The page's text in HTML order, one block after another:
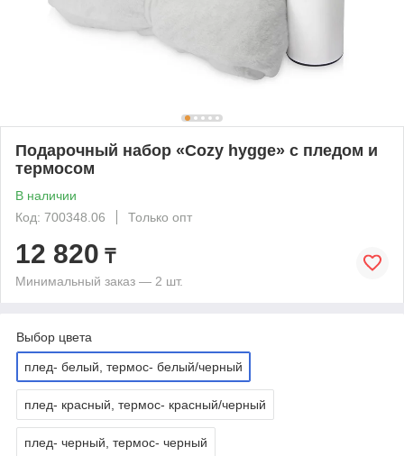
Подарочный набор «Cozy hygge» с пледом и
термосом
В наличии
Код: 700348.06
Только опт
12 820 ₸
Минимальный заказ — 2 шт.
Выбор цвета
плед- белый, термос- белый/черный
плед- красный, термос- красный/черный
плед- черный, термос- черный